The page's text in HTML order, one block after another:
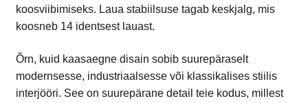
koosviibimiseks. Laua stabiilsuse tagab keskjalg, mis
koosneb 14 identsest lauast.
Õrn, kuid kaasaegne disain sobib suurepäraselt
modernsesse, industriaalsesse või klassikalises stiilis
interjööri. See on suurepärane detail teie kodus, millest